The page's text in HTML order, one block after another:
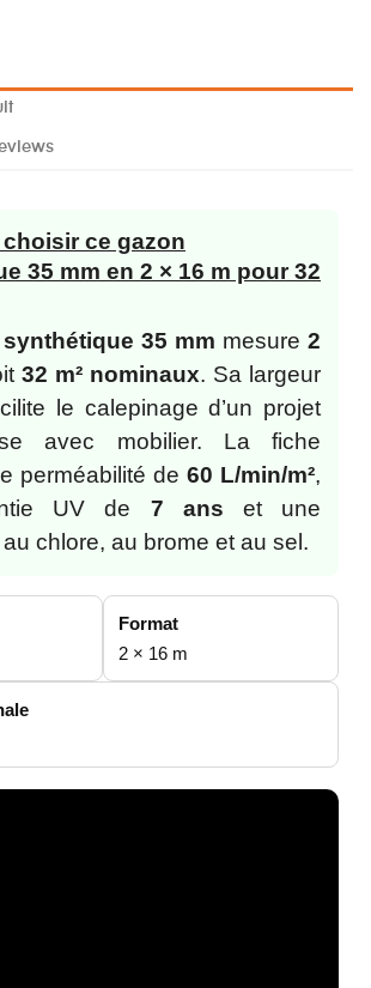
ce gazon
35 mm en 2 × 16 m pour 32
35 mm mesure 2
32 m² nominaux. Sa largeur
le calepinage d’un projet
avec mobilier. La fiche
perméabilité de 60 L/min/m²,
UV de 7 ans et une
chlore, au brome et au sel.
Format
2 × 16 m